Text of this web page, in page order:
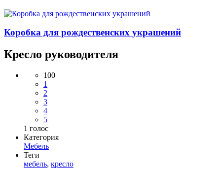
Коробка для рождественских украшений
Кресло руководителя
100
1
2
3
4
5
1 голос
Категория
Мебель
Теги
мебель, кресло